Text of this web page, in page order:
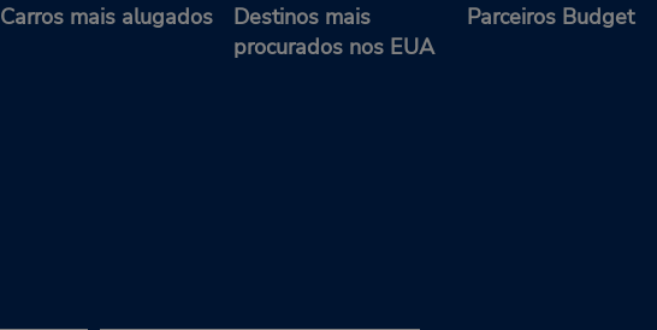
Carros mais alugados
Destinos mais
procurados nos EUA
Parceiros Budget